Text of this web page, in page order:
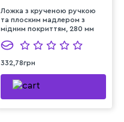
Ложка з крученою ручкою
та плоским мадлером з
мідним покриттям, 280 мм
332,78грн